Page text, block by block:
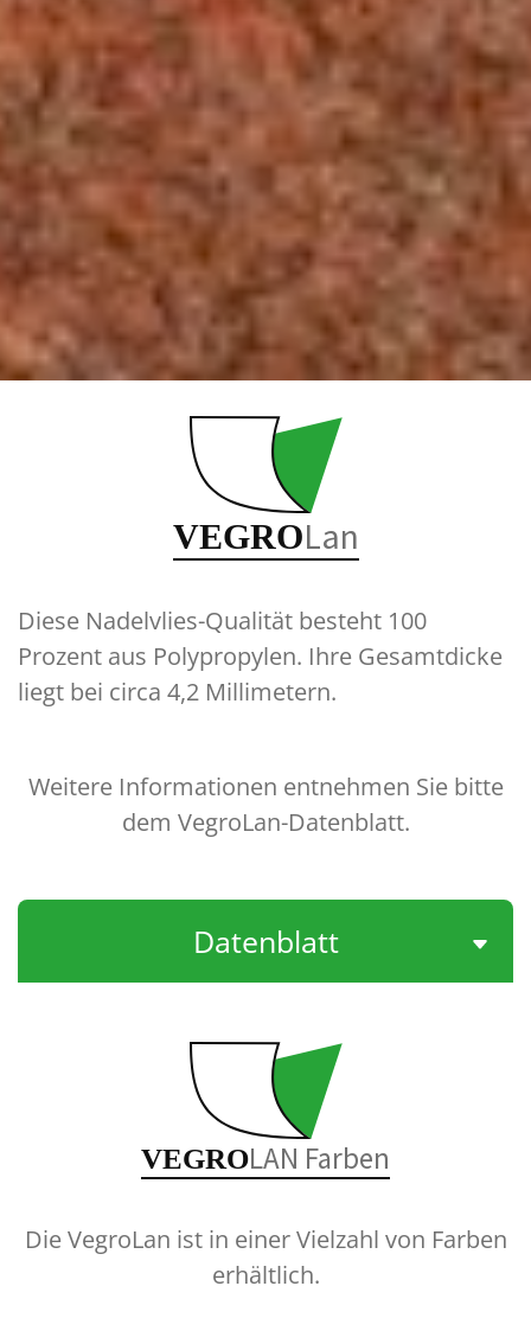
VEGROLan
Diese Nadelvlies-Qualität besteht 100
Prozent aus Polypropylen. Ihre Gesamtdicke
liegt bei circa 4,2 Millimetern.
Weitere Informationen entnehmen Sie bitte
dem VegroLan-Datenblatt.
Datenblatt
VEGROLAN Farben
Die VegroLan ist in einer Vielzahl von Farben
erhältlich.